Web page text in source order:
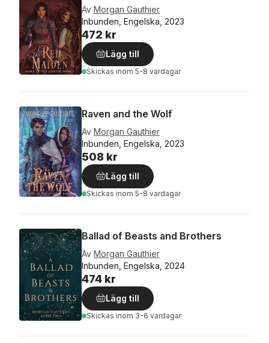
Av Morgan Gauthier
Inbunden, Engelska, 2023
472 kr
Lägg till
Skickas inom 5-8 vardagar
Raven and the Wolf
Av Morgan Gauthier
Inbunden, Engelska, 2023
508 kr
Lägg till
Skickas inom 5-8 vardagar
Ballad of Beasts and Brothers
Av Morgan Gauthier
Inbunden, Engelska, 2024
474 kr
Lägg till
Skickas inom 3-6 vardagar